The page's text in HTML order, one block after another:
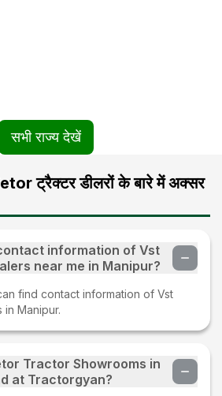
सभी राज्य देखें
ट्रैक्टर डीलरों के बारे में अक्सर
information of Vst
near me in Manipur?
find contact information of Vst
Manipur.
Tractor Showrooms in
at Tractorgyan?